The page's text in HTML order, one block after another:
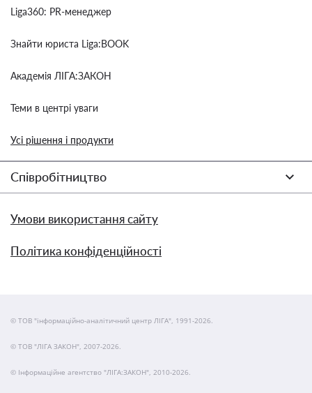
Liga360: PR-менеджер
Знайти юриста Liga:BOOK
Академія ЛІГА:ЗАКОН
Теми в центрі уваги
Усі рішення і продукти
Співробітництво
Умови використання сайту
Політика конфіденційності
© ТОВ "інформаційно-аналітичний центр ЛІГА", 1991-2026.
© ТОВ "ЛІГА ЗАКОН", 2007-2026.
© Інформаційне агентство "ЛІГА:ЗАКОН", 2010-2026.